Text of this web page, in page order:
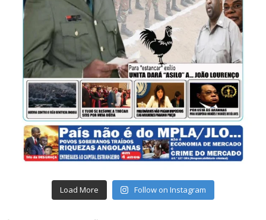
Load More Follow on Instagram